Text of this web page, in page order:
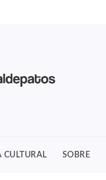
CULTURAL SOBRE